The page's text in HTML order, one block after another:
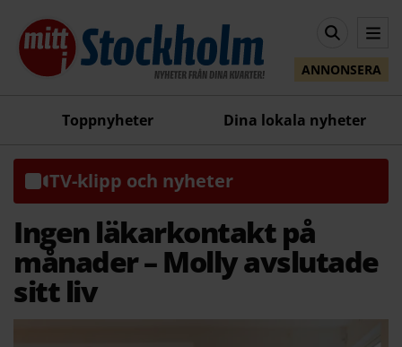
ANNONSERA
Toppnyheter Dina lokala nyheter
TV-klipp och nyheter
Ingen läkarkontakt på
månader – Molly avslutade
sitt liv